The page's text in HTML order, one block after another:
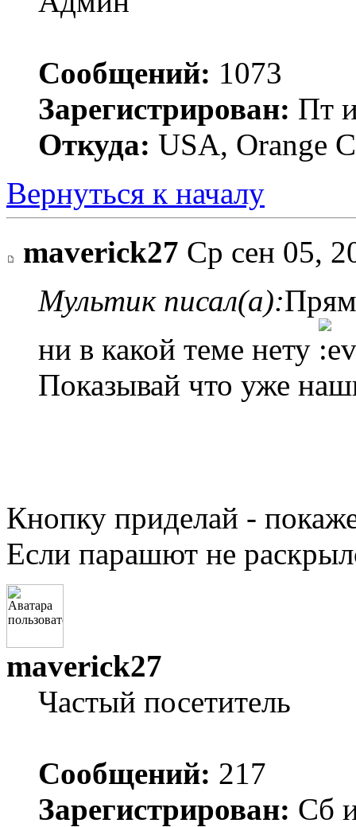
Сообщений: 1073
Зарегистрирован: Пт
Откуда: USA, Orange
Вернуться к началу
maverick27 Ср сен 05,
Мультик писал(а):Прям
ни в какой теме нету
Показывай что уже
Кнопку приделай -
Если парашют не
maverick27
Частый посетитель
Сообщений: 217
Зарегистрирован: Сб